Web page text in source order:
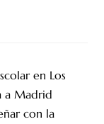
en Los
a Madrid
con la